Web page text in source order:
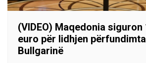
(VIDEO) Maqedonia
euro për lidhjen
Bullgarinë